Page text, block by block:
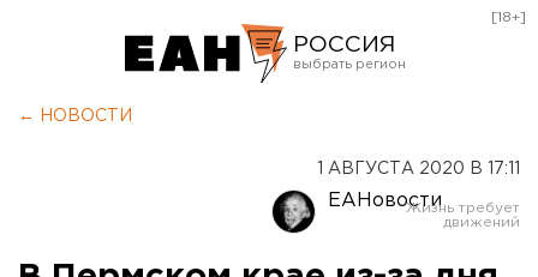
РОССИЯ
Оренбург
[18+]
← НОВОСТИ
1 АВГУСТА 2020 В 17:11
ЕАНовости